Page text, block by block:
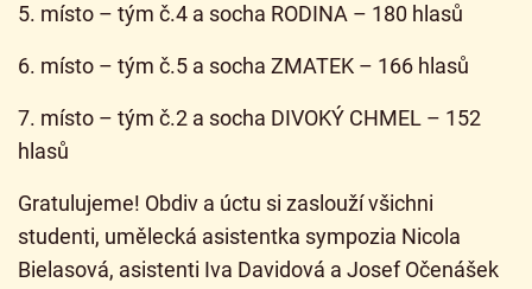
5. místo – tým č.4 a socha RODINA – 180 hlasů
6. místo – tým č.5 a socha ZMATEK – 166 hlasů
7. místo – tým č.2 a socha DIVOKÝ CHMEL – 152
hlasů
Gratulujeme! Obdiv a úctu si zaslouží všichni
studenti, umělecká asistentka sympozia Nicola
Bielasová, asistenti Iva Davidová a Josef Očenášek